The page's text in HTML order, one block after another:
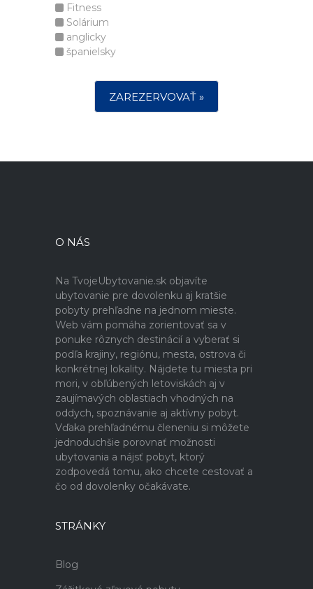
Fitness
Solárium
anglicky
španielsky
ZAREZERVOVAŤ »
O NÁS
Na TvojeUbytovanie.sk objavíte
ubytovanie pre dovolenku aj kratšie
pobyty prehľadne na jednom mieste.
Web vám pomáha zorientovať sa v
ponuke rôznych destinácií a vyberať si
podľa krajiny, regiónu, mesta, ostrova či
konkrétnej lokality. Nájdete tu miesta pri
mori, v obľúbených letoviskách aj v
zaujímavých oblastiach vhodných na
oddych, spoznávanie aj aktívny pobyt.
Vďaka prehľadnému členeniu si môžete
jednoduchšie porovnať možnosti
ubytovania a nájsť pobyt, ktorý
zodpovedá tomu, ako chcete cestovať a
čo od dovolenky očakávate.
STRÁNKY
Blog